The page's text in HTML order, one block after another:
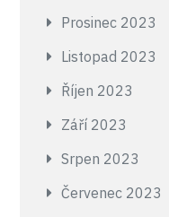
Prosinec 2023
Listopad 2023
Říjen 2023
Září 2023
Srpen 2023
Červenec 2023